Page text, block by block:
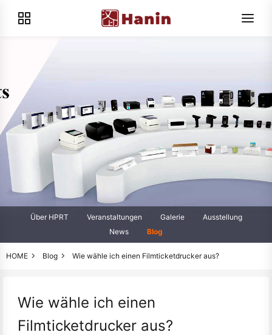
Über HPRT Veranstaltungen Galerie
Ausstellung
News
Blog
HOME Blog Wie wähle ich einen Filmticketdrucker aus?
Wie wähle ich einen
Filmticketdrucker aus?